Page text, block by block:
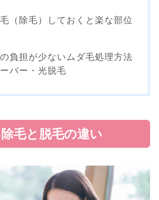
毛（除毛）しておくと楽な部位
の負担が少ないムダ毛処理方法
バー・光脱毛
毛と脱毛の違い